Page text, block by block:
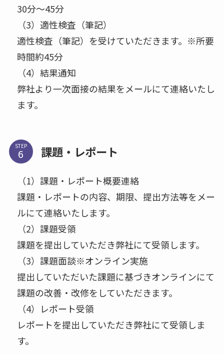
30分～45分
（3）適性検査（筆記）
適性検査（筆記）を受けていただきます。※所要
時間約45分
（4）結果通知
弊社より一次面接の結果をメールにて連絡いたし
ます。
STEP 課題・レポート
（1）課題・レポート概要連絡
課題・レポートの内容、期限、提出方法等をメー
ルにて連絡いたします。
（2）課題受領
課題を提出していただき弊社にて受領します。
（3）課題面談※オンライン実施
提出していただいた課題に基づきオンラインにて
課題の改善・改修をしていただきます。
（4）レポート受領
レポートを提出していただき弊社にて受領しま
す。